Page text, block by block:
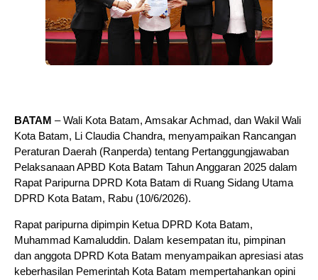
BATAM – Wali Kota Batam, Amsakar Achmad, dan Wakil Wali
Kota Batam, Li Claudia Chandra, menyampaikan Rancangan
Peraturan Daerah (Ranperda) tentang Pertanggungjawaban
Pelaksanaan APBD Kota Batam Tahun Anggaran 2025 dalam
Rapat Paripurna DPRD Kota Batam di Ruang Sidang Utama
DPRD Kota Batam, Rabu (10/6/2026).
Rapat paripurna dipimpin Ketua DPRD Kota Batam,
Muhammad Kamaluddin. Dalam kesempatan itu, pimpinan
dan anggota DPRD Kota Batam menyampaikan apresiasi atas
keberhasilan Pemerintah Kota Batam mempertahankan opini